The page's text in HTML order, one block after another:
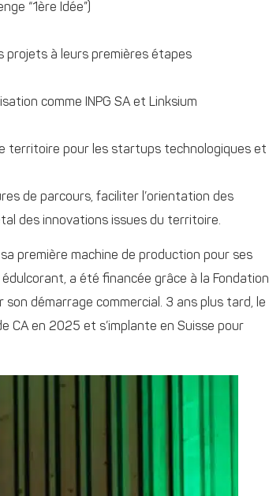
“1ère Idée”)
projets à leurs premières étapes
comme INPG SA et Linksium
territoire pour les startups technologiques et
de parcours, faciliter l’orientation des
des innovations issues du territoire.
première machine de production pour ses
a été financée grâce à la Fondation
démarrage commercial. 3 ans plus tard, le
CA en 2025 et s’implante en Suisse pour